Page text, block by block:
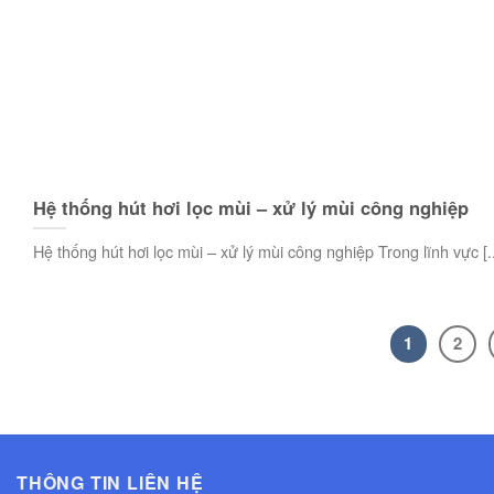
Hệ thống hút hơi lọc mùi – xử lý mùi công nghiệp
Hệ thống hút hơi lọc mùi – xử lý mùi công nghiệp Trong lĩnh vực
1 2
THÔNG TIN LIÊN HỆ